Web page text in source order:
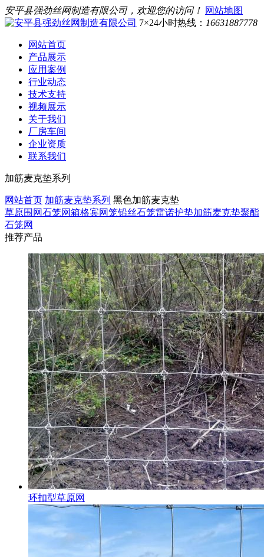
安平县强劲丝网制造有限公司，欢迎您的访问！ 网站地图
7×24小时热线： 16631887778
网站首页
产品展示
应用案例
行业动态
技术支持
视频展示
关于我们
厂房车间
企业资质
联系我们
加筋麦克垫系列
网站首页 加筋麦克垫系列 黑色加筋麦克垫
草原围网石笼网箱格宾网笼铅丝石笼雷诺护垫加筋麦克垫聚酯
石笼网
推荐产品
环扣型草原网